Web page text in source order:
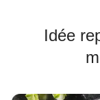
Idée